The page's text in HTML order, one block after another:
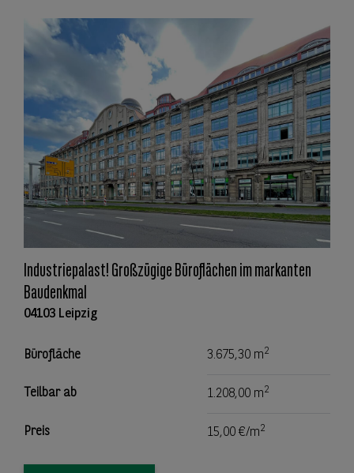
Industriepalast! Großzügige Büroflächen im markanten
Baudenkmal
04103 Leipzig
Bürofläche 3.675,30 m2
Teilbar ab 1.208,00 m2
Preis 15,00 €/m2